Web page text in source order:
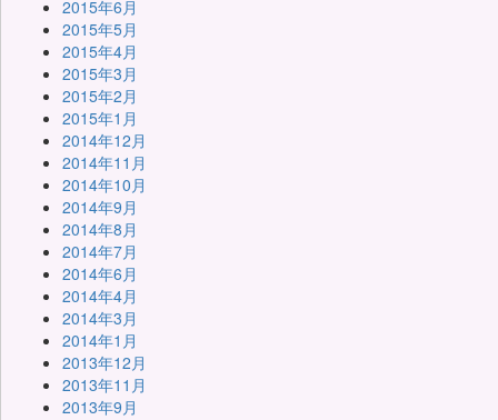
2015年6月
2015年5月
2015年4月
2015年3月
2015年2月
2015年1月
2014年12月
2014年11月
2014年10月
2014年9月
2014年8月
2014年7月
2014年6月
2014年4月
2014年3月
2014年1月
2013年12月
2013年11月
2013年9月